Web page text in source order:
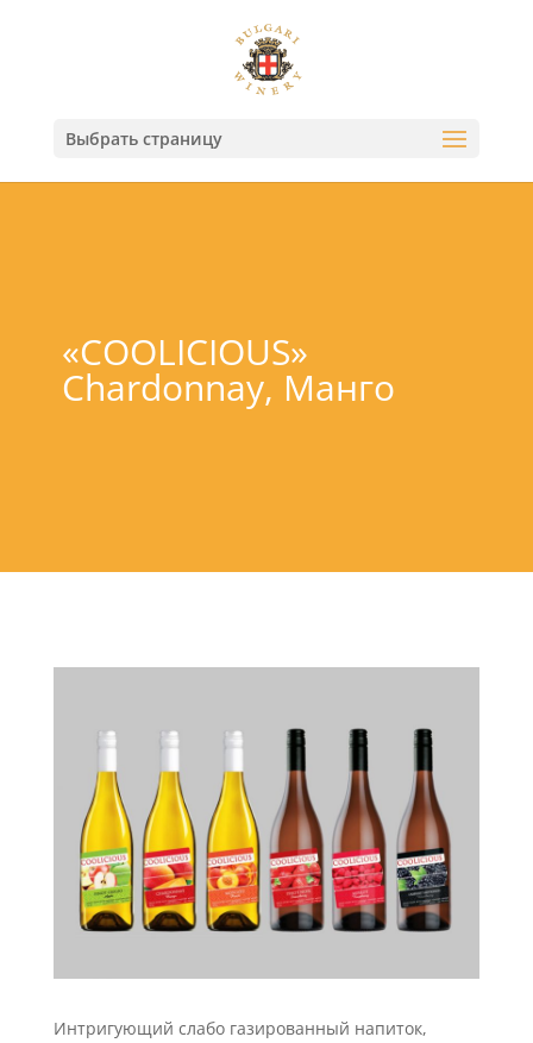
Выбрать страницу
«COOLICIOUS»
Chardonnay, Манго
Интригующий слабо газированный напиток,